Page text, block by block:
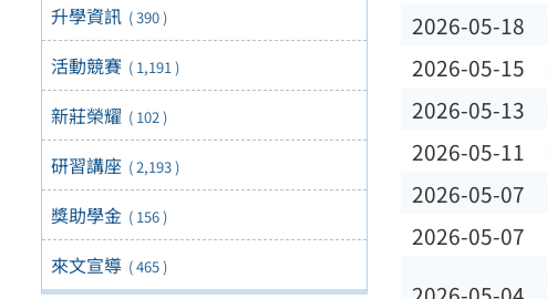
升學資訊 ( 390 )
活動競賽 ( 1,191 )
新莊榮耀 ( 102 )
研習講座 ( 2,193 )
獎助學金 ( 156 )
來文宣導 ( 465 )
2026-05-18
2026-05-15
2026-05-13
2026-05-11
2026-05-07
2026-05-07